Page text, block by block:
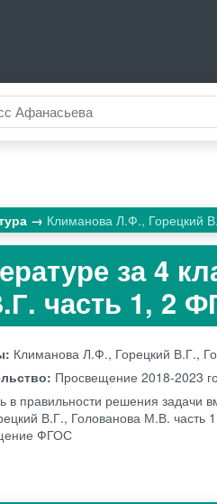
Климанова Л.Ф., Горецкий
за 4
часть 1, 2
Климанова Л.Ф., Горецкий В.Г.,
Просвещение 2018-2023
в правильности решения задачи
В.Г., Голованова М.В. часть
ФГОС